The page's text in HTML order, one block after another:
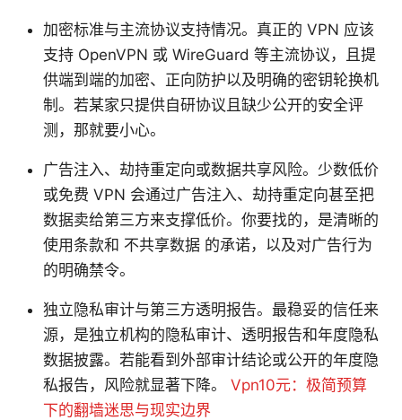
加密标准与主流协议支持情况。真正的 VPN 应该
支持 OpenVPN 或 WireGuard 等主流协议，且提
供端到端的加密、正向防护以及明确的密钥轮换机
制。若某家只提供自研协议且缺少公开的安全评
测，那就要小心。
广告注入、劫持重定向或数据共享风险。少数低价
或免费 VPN 会通过广告注入、劫持重定向甚至把
数据卖给第三方来支撑低价。你要找的，是清晰的
使用条款和 不共享数据 的承诺，以及对广告行为
的明确禁令。
独立隐私审计与第三方透明报告。最稳妥的信任来
源，是独立机构的隐私审计、透明报告和年度隐私
数据披露。若能看到外部审计结论或公开的年度隐
私报告，风险就显著下降。 Vpn10元：极简预算
下的翻墙迷思与现实边界